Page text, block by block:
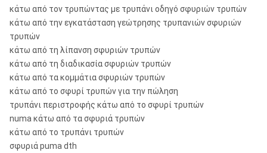
κάτω από τον τρυπώντας με τρυπάνι οδηγό σφυριών τρυπών
κάτω από την εγκατάσταση γεώτρησης τρυπανιών σφυριών
τρυπών
κάτω από τη λίπανση σφυριών τρυπών
κάτω από τη διαδικασία σφυριών τρυπών
κάτω από τα κομμάτια σφυριών τρυπών
κάτω από το σφυρί τρυπών για την πώληση
τρυπάνι περιστροφής κάτω από το σφυρί τρυπών
numa κάτω από τα σφυριά τρυπών
κάτω από το τρυπάνι τρυπών
σφυριά puma dth